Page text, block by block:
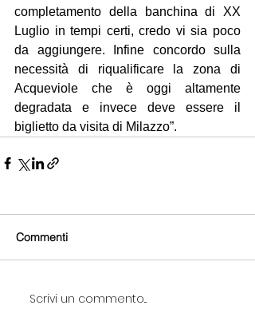
completamento della banchina di XX
Luglio in tempi certi, credo vi sia poco
da aggiungere. Infine concordo sulla
necessità di riqualificare la zona di
Acqueviole che è oggi altamente
degradata e invece deve essere il
biglietto da visita di Milazzo”.
Commenti
Scrivi un commento...